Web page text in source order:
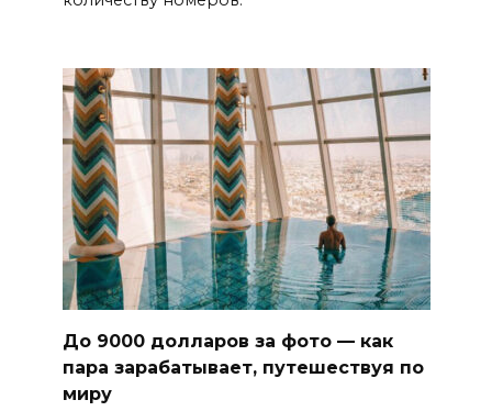
До 9000 долларов за фото — как
пара зарабатывает, путешествуя по
миру